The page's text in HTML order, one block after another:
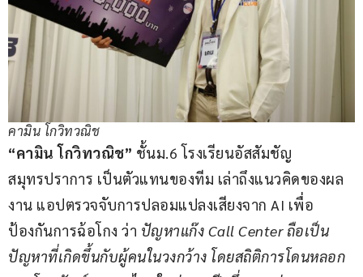
คามิน โกวิทวณิช
“คามิน โกวิทวณิช” ชั้นม.6 โรงเรียนอัสสัมชัญ
สมุทรปราการ เป็นตัวแทนของทีม เล่าถึงแนวคิดของผล
งาน แอปตรวจจับการปลอมแปลงเสียงจาก AI เพื่อ
ป้องกันการฉ้อโกง ว่า ปัญหาแก๊ง Call Center ถือเป็น
ปัญหาที่เกิดขึ้นกับผู้คนในวงกว้าง โดยสถิติการโดนหลอก